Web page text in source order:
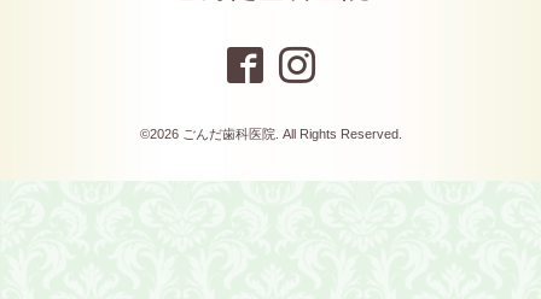
©2026 ごんだ歯科医院. All Rights Reserved.